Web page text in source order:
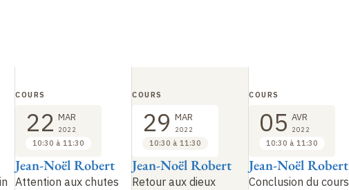
Attention aux chutes
Jean-Noël Robert
COURS
22 MAR
2022
10:30 à 11:30
Retour aux dieux
Jean-Noël Robert
COURS
29 MAR
2022
10:30 à 11:30
Conclusion du cours
Jean-Noël Robert
COURS
05 AVR
2022
10:30 à 11:30